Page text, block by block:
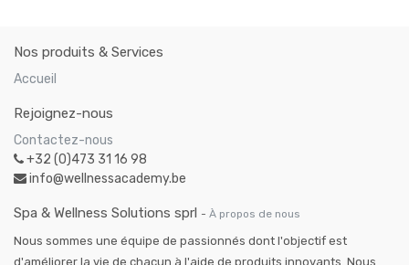
Nos produits & Services
Accueil
Rejoignez-nous
Contactez-nous
+32 (0)473 31 16 98
info@wellnessacademy.be
Spa & Wellness Solutions sprl - À propos de nous
Nous sommes une équipe de passionnés dont l'objectif est
d'améliorer la vie de chacun à l'aide de produits innovants. Nous